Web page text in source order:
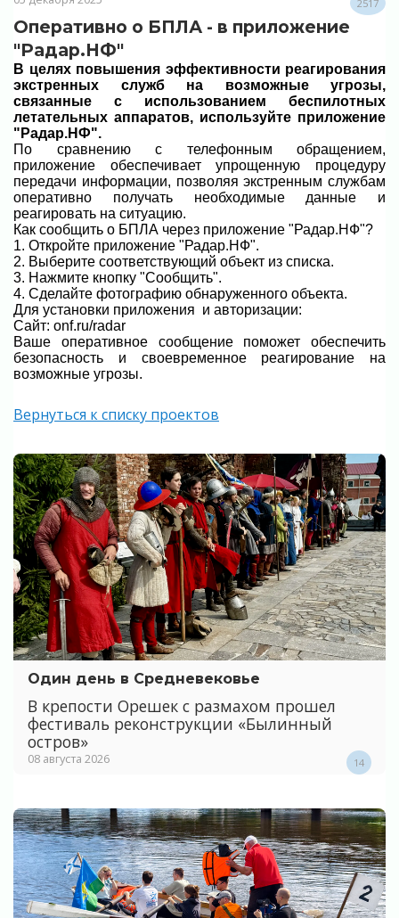
2517
Оперативно о БПЛА - в приложение
"Радар.НФ"
В целях повышения эффективности реагирования
экстренных служб на возможные угрозы,
связанные с использованием беспилотных
летательных аппаратов, используйте приложение
"Радар.НФ".
По сравнению с телефонным обращением,
приложение обеспечивает упрощенную процедуру
передачи информации, позволяя экстренным службам
оперативно получать необходимые данные и
реагировать на ситуацию.
Как сообщить о БПЛА через приложение "Радар.НФ"?
1. Откройте приложение "Радар.НФ".
2. Выберите соответствующий объект из списка.
3. Нажмите кнопку "Сообщить".
4. Сделайте фотографию обнаруженного объекта.
Для установки приложения и авторизации:
Сайт: onf.ru/radar
Ваше оперативное сообщение поможет обеспечить
безопасность и своевременное реагирование на
возможные угрозы.
Вернуться к списку проектов
Один день в Средневековье
В крепости Орешек с размахом прошел
фестиваль реконструкции «Былинный
остров»
08 августа 2026 14